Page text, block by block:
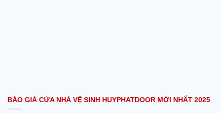
BÁO GIÁ CỬA NHÀ VỆ SINH HUYPHATDOOR MỚI NHẤT 2025